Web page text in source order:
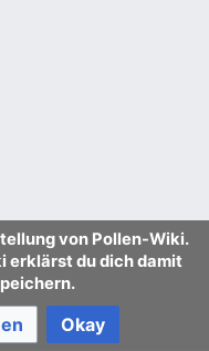
von Pollen-Wiki.
erklärst du dich damit
Okay